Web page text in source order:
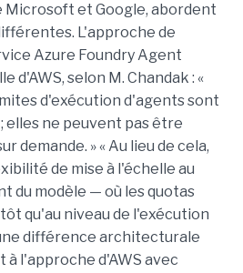
Microsoft et Google, abordent
L'approche de
Azure Foundry Agent
d'AWS, selon M. Chandak : «
d'exécution d'agents sont
elles ne peuvent pas être
demande. » « Au lieu de cela,
de mise à l'échelle au
du modèle — où les quotas
qu'au niveau de l'exécution
différence architecturale
l'approche d'AWS avec